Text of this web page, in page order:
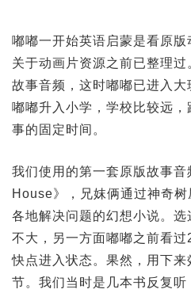
嘟嘟一开始英语启蒙是看原版
关于动画片资源之前已整理
故事音频，这时嘟嘟已进入大
嘟嘟升入小学，学校比较远
事的固定时间。
我们使用的第一套原版故事
House》，兄妺俩通过神奇
各地解决问题的幻想小说。
不大，另一方面嘟嘟之前看
快点进入状态。果然，用下
节。我们当时是几本书反复